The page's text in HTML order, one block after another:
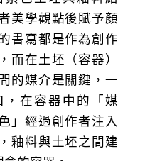
美學觀點後賦予顏
書寫都是作為創作
而在土坯（容器）
的媒介是關鍵，一
在容器中的「媒
」經過創作者注入
釉料與土坯之間建